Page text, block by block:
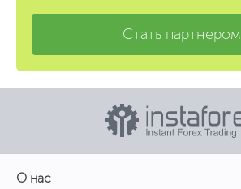
Стать партнером
О нас